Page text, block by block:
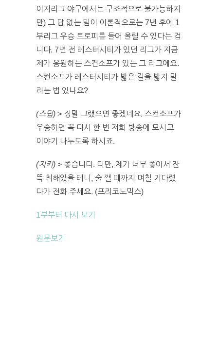
이저리그 야구에서는 구조적으로 불가능하지
만) 그 답 없는 팀이 이론적으로는 7년 후에 1
부리그 우승 트로피를 들어 올릴 수 있다는 겁
니다. 7년 전 레스터시티가 있던 리그가 지금
제가 응원하는 스컨소프가 있는 그 리그에요.
스컨소프가 레스터시티가 밟은 길을 밟지 말
라는 법 있나요?
(스덥) > 정말 그랬으면 좋겠네요. 스컨소프가
우승하면 꼭 다시 한 번 저희 방송에 모시고
이야기 나누도록 하시죠.
(지키) > 좋습니다. 다만, 제가 너무 좋아서 잔
뜩 취해있을 테니, 술 깰 때까지 며칠 기다렸
다가 전화 주세요. (프리코노믹스)
1부부터 다시 보기
원문보기